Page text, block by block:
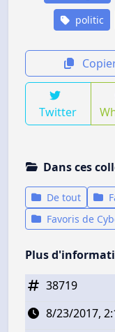
politic
Twitter
Dans ces
De tout
Favoris de
Plus
38719
8/23/2017,